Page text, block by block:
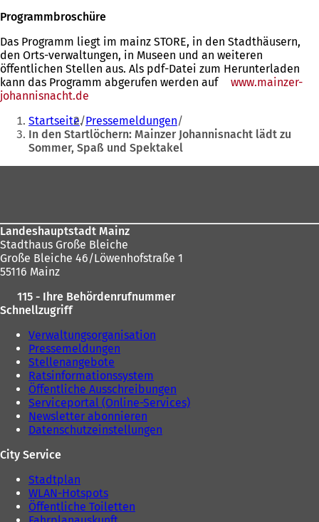
Programmbroschüre
Das Programm liegt im mainz STORE, in den Stadthäusern,
den Orts-verwaltungen, in Museen und an weiteren
öffentlichen Stellen aus. Als pdf-Datei zum Herunterladen
kann das Programm abgerufen werden auf
www.mainzer-
johannisnacht.de
einem
neuen
Tab)
Sie
befinden
sich
hier:
Startseite Pressemeldungen
In den Startlöchern: Mainzer Johannisnacht lädt zu
Sommer, Spaß und Spektakel
Landeshauptstadt Mainz
Stadthaus Große Bleiche
Große Bleiche 46/Löwenhofstraße 1
55116 Mainz
115 - Ihre Behördenrufnummer
Schnellzugriff
Verwaltungsorganisation
Pressemeldungen
Stellenangebote
Ratsinformationssystem
Öffentliche Ausschreibungen
Serviceportal (Online-Services)
Newsletter abonnieren
Datenschutzeinstellungen
City Service
Stadtplan
WLAN-Hotspots
Öffentliche Toiletten